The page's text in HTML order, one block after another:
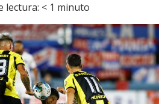
lectura: < 1 minuto